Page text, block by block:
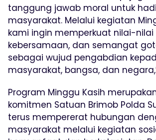
tanggung jawab moral untuk
masyarakat. Melalui kegiatan
kami ingin memperkuat nilai-nilai
kebersamaan, dan semangat
sebagai wujud pengabdian
masyarakat, bangsa, dan
Program Minggu Kasih
komitmen Satuan Brimob Polda
terus mempererat hubungan
masyarakat melalui kegiatan